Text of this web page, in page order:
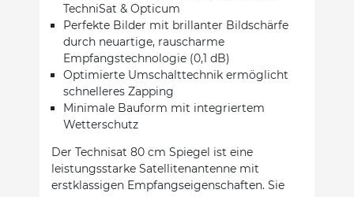
TechniSat & Opticum
Perfekte Bilder mit brillanter Bildschärfe
durch neuartige, rauscharme
Empfangstechnologie (0,1 dB)
Optimierte Umschalttechnik ermöglicht
schnelleres Zapping
Minimale Bauform mit integriertem
Wetterschutz
Der Technisat 80 cm Spiegel ist eine
leistungsstarke Satellitenantenne mit
erstklassigen Empfangseigenschaften. Sie